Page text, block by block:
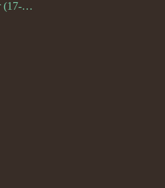
Carel Frederik Werdler (17-06-1893)